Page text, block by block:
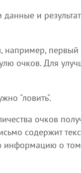
данные и
например, первый
очков. Для
"ловить".
очков
содержит
информацию о